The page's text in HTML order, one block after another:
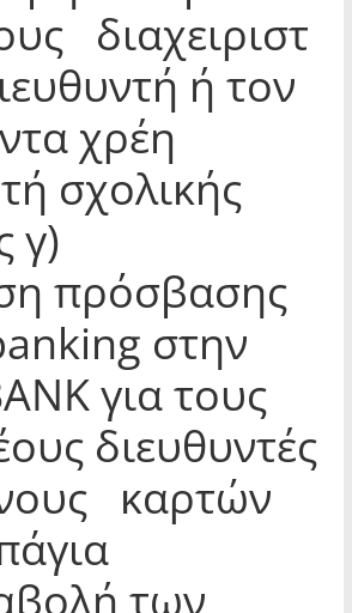
διαχειριστ
ή τον
χρέη
σχολικής
γ)
πρόσβασης
στην
για τους
διευθυντές
καρτών
των